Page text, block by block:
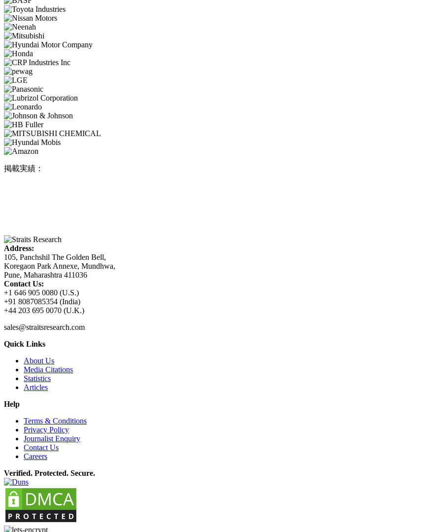
掲載実績：
Address:
105, Panchshil The Golden Bell,
Koregaon Park Annexe, Mundhwa,
Pune, Maharashtra 411036
Contact Us:
+1 646 905 0080 (U.S.)
+91 8087085354 (India)
+44 203 695 0070 (U.K.)
sales@straitsresearch.com
Quick Links
About Us
Media Citations
Statistics
Articles
Help
Terms & Conditions
Privacy Policy
Journalist Enquiry
Contact Us
Careers
Verified. Protected. Secure.